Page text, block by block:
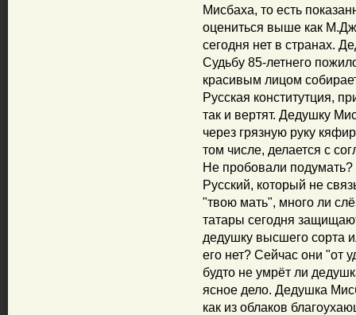
Мисбаха, то есть
оцениться выше как
сегодня нет в странах.
Судьбу 85-летнего
красивым лицом
Русская конститутция,
так и вертят. Дедушку
через грязную руку
том числе, делается с
Не пробовали
Русский, который не
"твою мать", много ли
татары сегодня
дедушку высшего сорта
его нет? Сейчас они "от
будто не умрёт ли
ясное дело. Дедушка
как из облаков